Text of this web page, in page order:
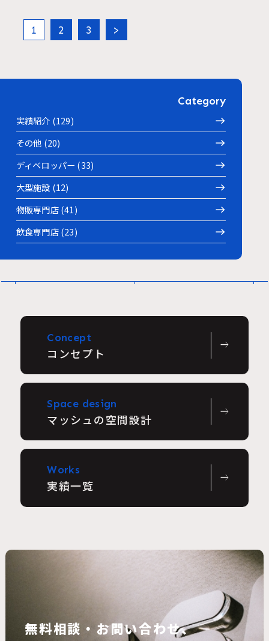
Category
実績紹介 (129)
その他 (20)
ディベロッパー (33)
大型施設 (12)
物販専門店 (41)
飲食専門店 (23)
1 2 3 >
Concept
コンセプト
east
Space design
マッシュの空間設計
east
Works
実績一覧
east
無料相談・お問い合わせ、